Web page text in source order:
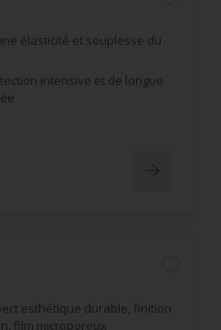
élasticité et souplesse du
intensive et de longue
esthétique durable, finition
film microporeux